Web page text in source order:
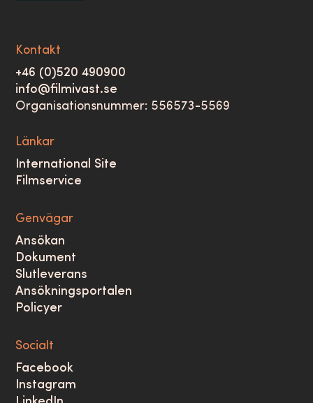
Kontakt
+46 (0)520 490900
info@filmivast.se
Organisationsnummer: 556573-5569
Länkar
International Site
Filmservice
Genvägar
Ansökan
Dokument
Slutleverans
Ansökningsportalen
Policyer
Socialt
Facebook
Instagram